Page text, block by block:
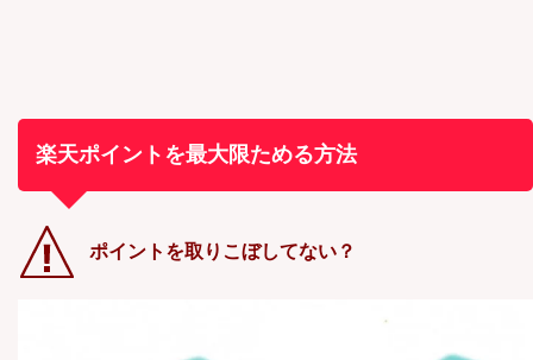
楽天ポイントを最大限ためる方法
ポイントを取りこぼしてない？